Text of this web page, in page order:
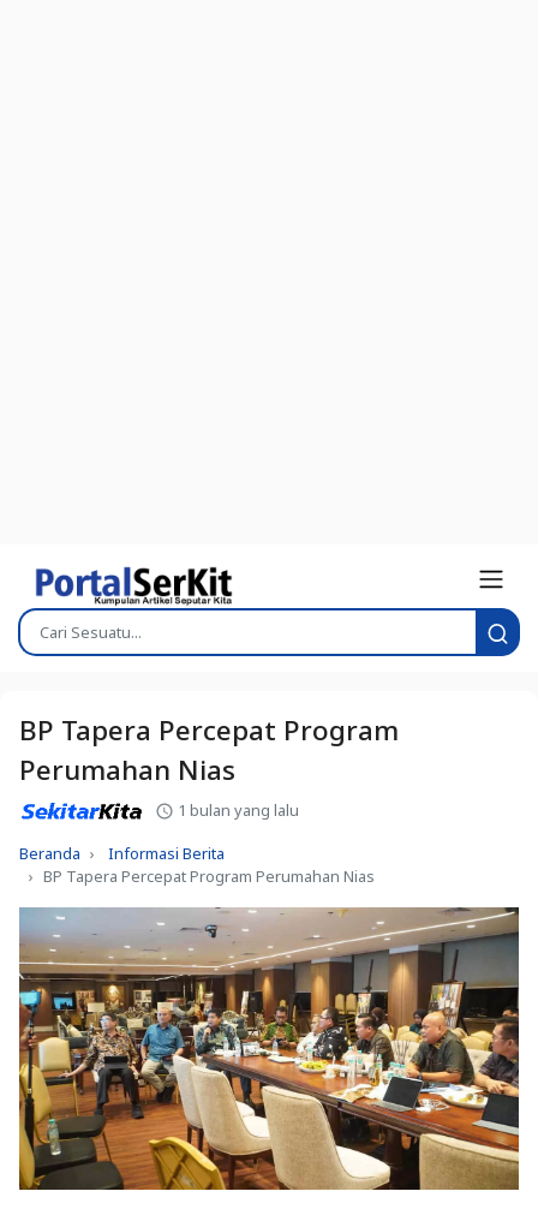
BP Tapera Percepat Program
Perumahan Nias
1 bulan yang lalu
Beranda
Informasi Berita
BP Tapera Percepat Program Perumahan Nias